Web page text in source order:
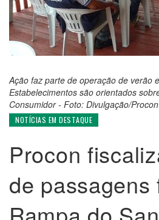
Ação faz parte de operação de verão
Estabelecimentos são orientados
Consumidor - Foto: Divulgação/Procon
NOTÍCIAS EM DESTAQUE
Procon
de